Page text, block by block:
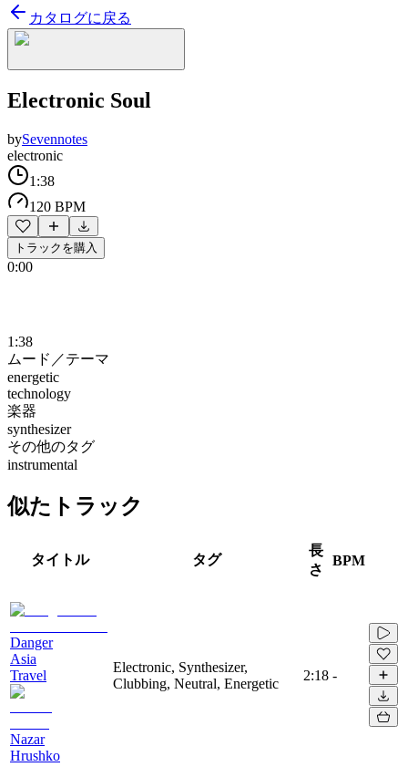
カタログに戻る
Electronic Soul
bySevennotes
electronic
1:38
120 BPM
トラックを購入
0:00
1:38
ムード／テーマ
energetic
technology
楽器
synthesizer
その他のタグ
instrumental
似たトラック
タイトル タグ
長
さ
BPM
Danger
Asia
Travel
Nazar
Hrushko
Electronic, Synthesizer,
Clubbing, Neutral, Energetic
2:18 -